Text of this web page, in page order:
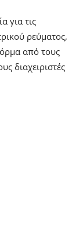
για τις
ρεύματος,
από τους
διαχειριστές